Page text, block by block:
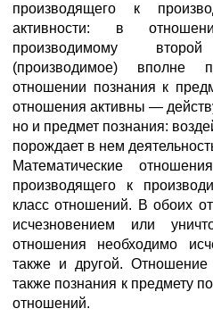
производящего к
активности: в
производимому
(производимое) вполне
отношении познания к
отношения активны —
но и предмет познания:
порождает в нем
Математические
производящего к
класс отношений. В обоих
исчезновением или
отношения необходимо
также и другой.
также познания к предмету
отношений.